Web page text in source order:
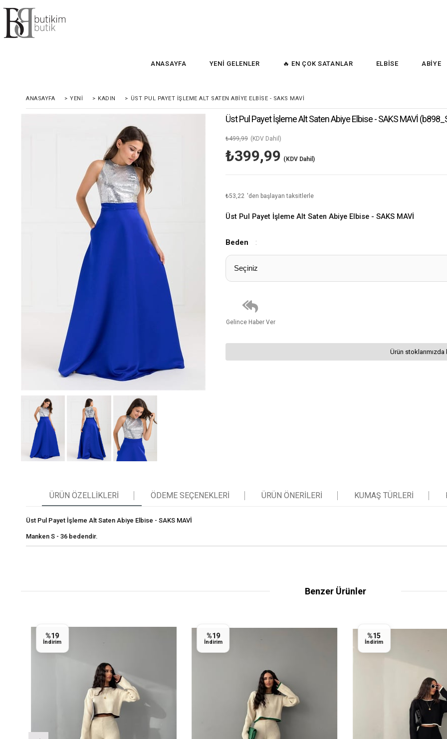
ANASAYFA YENİ GELENLER 🔥 EN ÇOK SATANLAR ELBİSE ABİYE
ANASAYFA > YENİ > KADIN > ÜST PUL PAYET İŞLEME ALT SATEN ABIYE ELBISE - SAKS MAVİ
Üst Pul Payet İşleme Alt Saten Abiye Elbise - SAKS MAVİ
₺499,99 (KDV Dahil)
₺399,99 (KDV Dahil)
₺53,22 'den başlayan taksitlerle
Üst Pul Payet İşleme Alt Saten Abiye Elbise - SAKS MAVİ
Beden :
Gelince Haber Ver
Ürün stoklarımızda
ÜRÜN ÖZELLIKLERI ÖDEME SEÇENEKLERI ÜRÜN ÖNERILERI KUMAŞ TÜRLERI
Üst Pul Payet İşleme Alt Saten Abiye Elbise - SAKS MAVİ
Manken S - 36 bedendir.
Benzer Ürünler
%19
İndirim
%19
İndirim
%15
İndirim